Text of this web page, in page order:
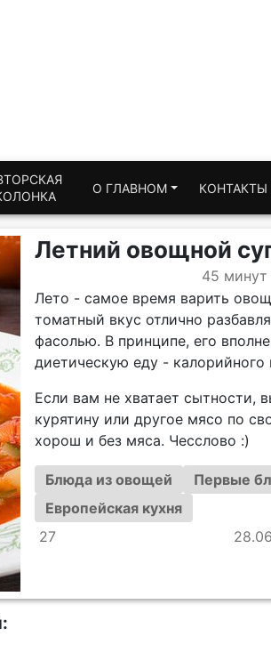
О ГЛАВНОМ КОНТАКТЫ
Летний овощной
45 минут
Лето - самое время варить
томатный вкус отлично
фасолью. В принципе, его
диетическую еду - калорийного
Если вам не хватает сытности,
курятину или другое мясо по
хорош и без мяса. Чесслово :)
Блюда из овощей Первые
Европейская кухня
27